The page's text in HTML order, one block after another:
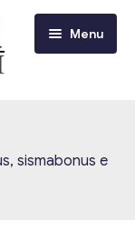
Menu
sismabonus e